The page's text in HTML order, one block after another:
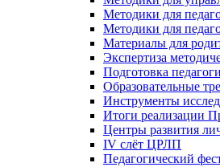
Методики для
Методики для
Материалы для
Экспертиза
Подготовка
Образовательные
Инструменты
Итоги реализации
Центры развития
IV слёт ЦРЛП
Педагогический